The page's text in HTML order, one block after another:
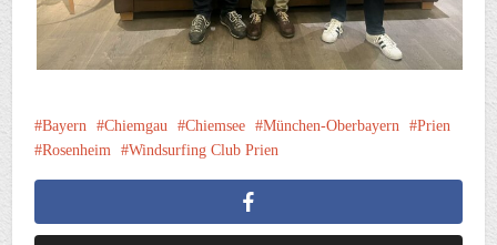
Bayern Chiemgau Chiemsee München-Oberbayern
Prien
Rosenheim
Windsurfing Club Prien